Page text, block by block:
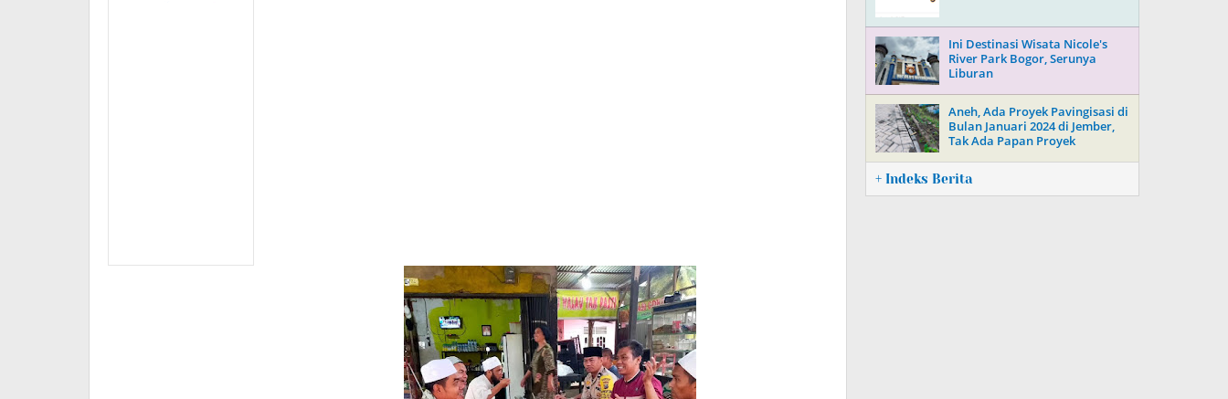
Ini Destinasi Wisata Nicole's
River Park Bogor, Serunya
Liburan
Aneh, Ada Proyek Pavingisasi di
Bulan Januari 2024 di Jember,
Tak Ada Papan Proyek
+ Indeks Berita